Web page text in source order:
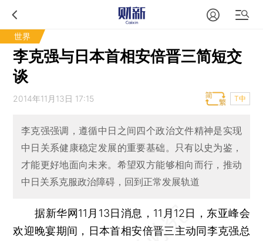
世界
李克强与日本首相安倍晋三简短交
谈
2014年11月13日 17:15 T中
李克强强调，遵循中日之间四个政治文件精神是实现
中日关系健康稳定发展的重要基础。只有以史为鉴，
才能更好地面向未来。希望双方能够相向而行，推动
中日关系克服政治障碍，回到正常发展轨道
据新华网11月13日消息，11月12日，东亚峰会
欢迎晚宴期间，日本首相安倍晋三主动同李克强总